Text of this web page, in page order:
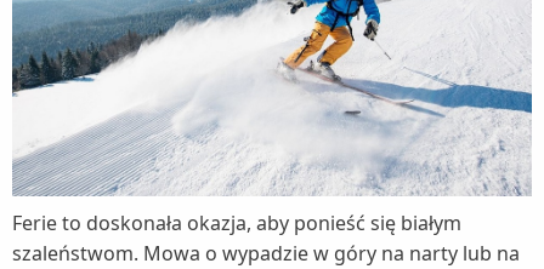
Ferie to doskonała okazja, aby ponieść się białym
szaleństwom. Mowa o wypadzie w góry na narty lub na